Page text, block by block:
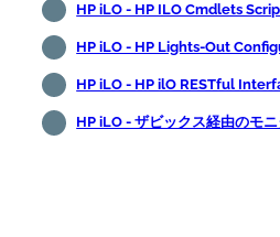
HP iLO - HP ILO Cmdlets
HP iLO - HP Lights-Out
HP iLO - HP ilO RESTful
HP iLO - ザビックス経由のモ